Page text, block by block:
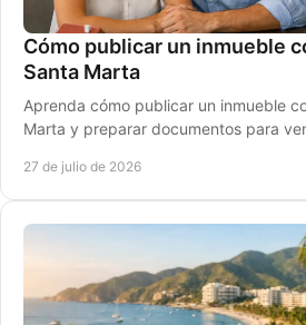
Cómo publicar un inmueble
Santa Marta
Aprenda cómo publicar un inmueble
Marta y preparar documentos para
27 de julio de 2026